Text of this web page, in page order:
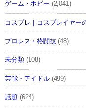
ゲーム・ホビー (2,041)
コスプレ｜コスプレイヤー
プロレス・格闘技 (48)
未分類 (108)
芸能・アイドル (499)
話題 (624)